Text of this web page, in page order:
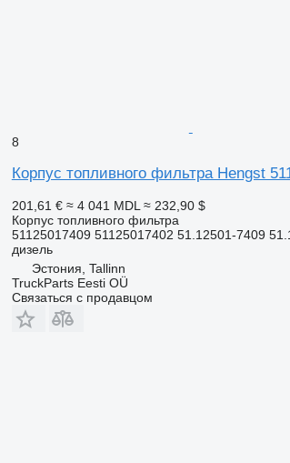
8
Корпус топливного фильтра Hengst
201,61 € ≈ 4 041 MDL ≈ 232,90 $
Корпус топливного фильтра
51125017409 51125017402 51.12501-7409
дизель
Эстония, Tallinn
TruckParts Eesti OÜ
Связаться с продавцом